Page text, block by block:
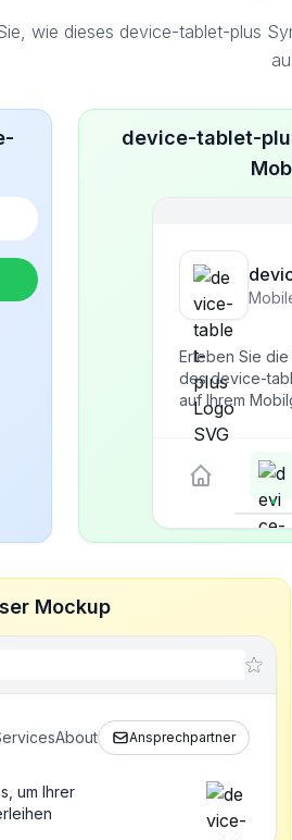
wie dieses device-tablet-plus
device-tablet-
Erleben Sie
des device-
auf Ihrem
Mockup
About Ansprechpartner
um Ihrer